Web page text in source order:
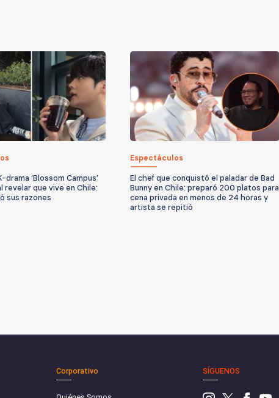
drama ‘Blossom Campus’
revelar que vive en Chile:
sus razones
Espectáculos
El chef que conquistó el paladar de Bad
Bunny en Chile: preparó 200 platos para
cena privada en menos de 24 horas y
artista se repitió
Corporativo SÍGUENOS